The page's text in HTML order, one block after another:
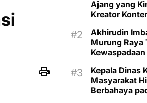
Ajang yang
Kreator
Akhirudin
Murung Raya
Kepala Dinas
Masyarakat
Berbahaya